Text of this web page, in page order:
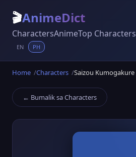
🎬AnimeDict
CharactersAnimeTop Characters
EN PH
Home Characters Saizou Kumogakure
← Bumalik sa Characters